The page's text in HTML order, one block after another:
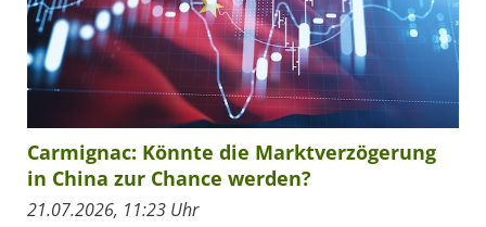
Carmignac: Könnte die Marktverzögerung
in China zur Chance werden?
21.07.2026, 11:23 Uhr